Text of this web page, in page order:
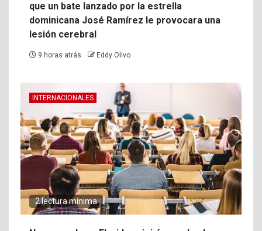
que un bate lanzado por la estrella
dominicana José Ramírez le provocara una
lesión cerebral
9 horas atrás Eddy Olivo
INTERNACIONALES
2 lectura mínima